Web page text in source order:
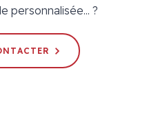
personnalisée... ?